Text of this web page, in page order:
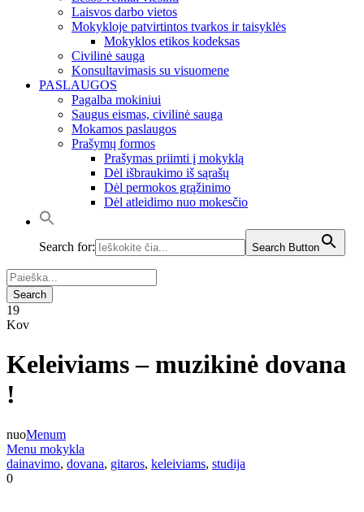
Laisvos darbo vietos
Mokykloje patvirtintos tvarkos ir taisyklės
Mokyklos etikos kodeksas
Civilinė sauga
Konsultavimasis su visuomene
PASLAUGOS
Pagalba mokiniui
Saugus eismas, civilinė sauga
Mokamos paslaugos
Prašymų formos
Prašymas priimti į mokyklą
Dėl išbraukimo iš sąrašų
Dėl permokos grąžinimo
Dėl atleidimo nuo mokesčio
Search for: Search Button
19
Kov
Keleiviams – muzikinė dovana
!
nuoMenum
Menu mokykla
dainavimo, dovana, gitaros, keleiviams, studija
0